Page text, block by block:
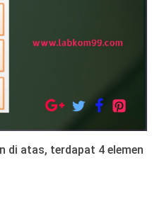
di atas, terdapat 4 elemen